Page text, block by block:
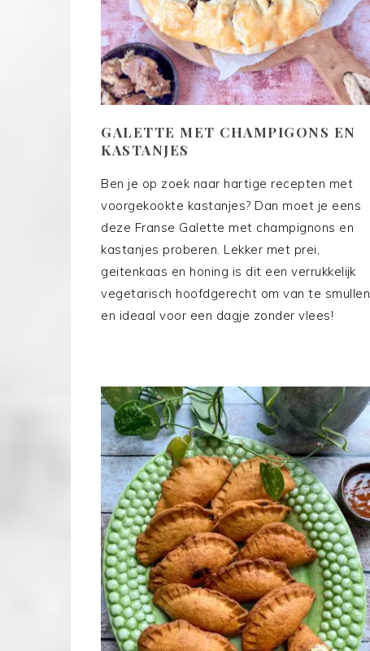
GALETTE MET CHAMPIGONS EN
KASTANJES
Ben je op zoek naar hartige recepten met
voorgekookte kastanjes? Dan moet je eens
deze Franse Galette met champignons en
kastanjes proberen. Lekker met prei,
geitenkaas en honing is dit een verrukkelijk
vegetarisch hoofdgerecht om van te smullen
en ideaal voor een dagje zonder vlees!